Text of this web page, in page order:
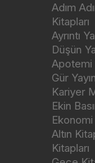
Adım
Kitapları
Ayrıntı
Düşün
Apotemi
Gür
Kariyer
Ekin
Altın
Kitapları